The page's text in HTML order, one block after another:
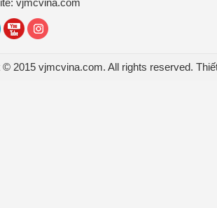
vjmcvina.com
© 2015 vjmcvina.com. All rights reserved.